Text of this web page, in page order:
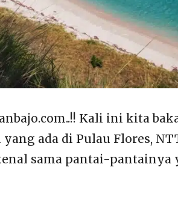
Kali ini kita
ada di Pulau Flores,
sama pantai-pantainya